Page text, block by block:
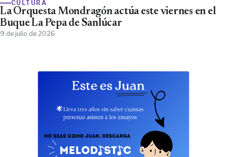
CULTURA
La Orquesta Mondragón actúa este viernes en el
Buque La Pepa de Sanlúcar
9 de julio de 2026